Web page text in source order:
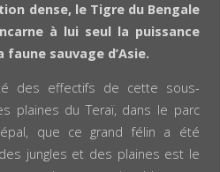
dense, le Tigre du Bengale
à lui seul la puissance
sauvage d’Asie.
des effectifs de cette sous-
plaines du Teraï, dans le parc
que ce grand félin a été
jungles et des plaines est le